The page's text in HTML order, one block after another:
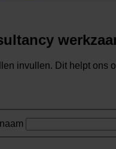
invullen. Dit helpt ons